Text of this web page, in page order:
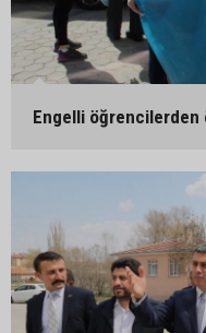
Engelli öğrencilerden